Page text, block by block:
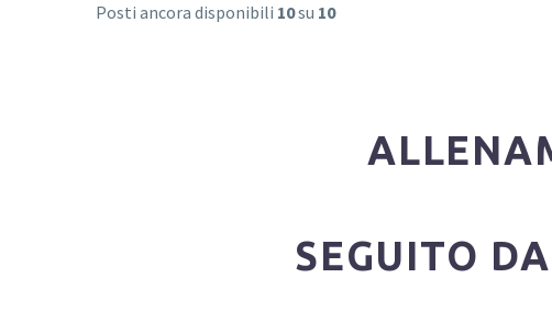
Posti ancora disponibili 10su 10
SEGUITO